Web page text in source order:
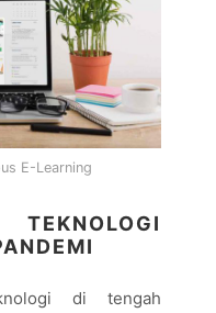
E-Learning
di tengah